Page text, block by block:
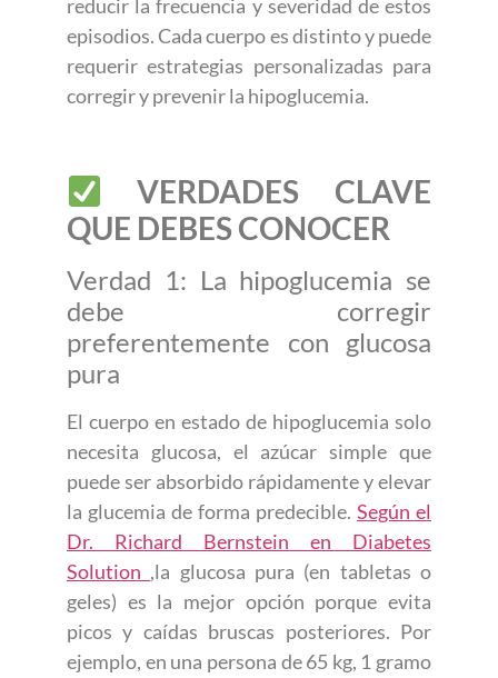
reducir la frecuencia y severidad de estos
episodios. Cada cuerpo es distinto y puede
requerir estrategias personalizadas para
corregir y prevenir la hipoglucemia.
VERDADES CLAVE
QUE DEBES CONOCER
Verdad 1: La hipoglucemia se
debe corregir
preferentemente con glucosa
pura
El cuerpo en estado de hipoglucemia solo
necesita glucosa, el azúcar simple que
puede ser absorbido rápidamente y elevar
la glucemia de forma predecible. Según el
Dr. Richard Bernstein en Diabetes
Solution ,la glucosa pura (en tabletas o
geles) es la mejor opción porque evita
picos y caídas bruscas posteriores. Por
ejemplo, en una persona de 65 kg, 1 gramo